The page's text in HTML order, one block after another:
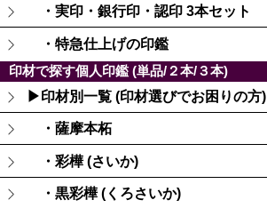
・実印・銀行印・認印 3本セット
・特急仕上げの印鑑
印材で探す個人印鑑 (単品/２本/３本)
▶印材別一覧 (印材選びでお困りの方)
・薩摩本柘
・彩樺 (さいか)
・黒彩樺 (くろさいか)